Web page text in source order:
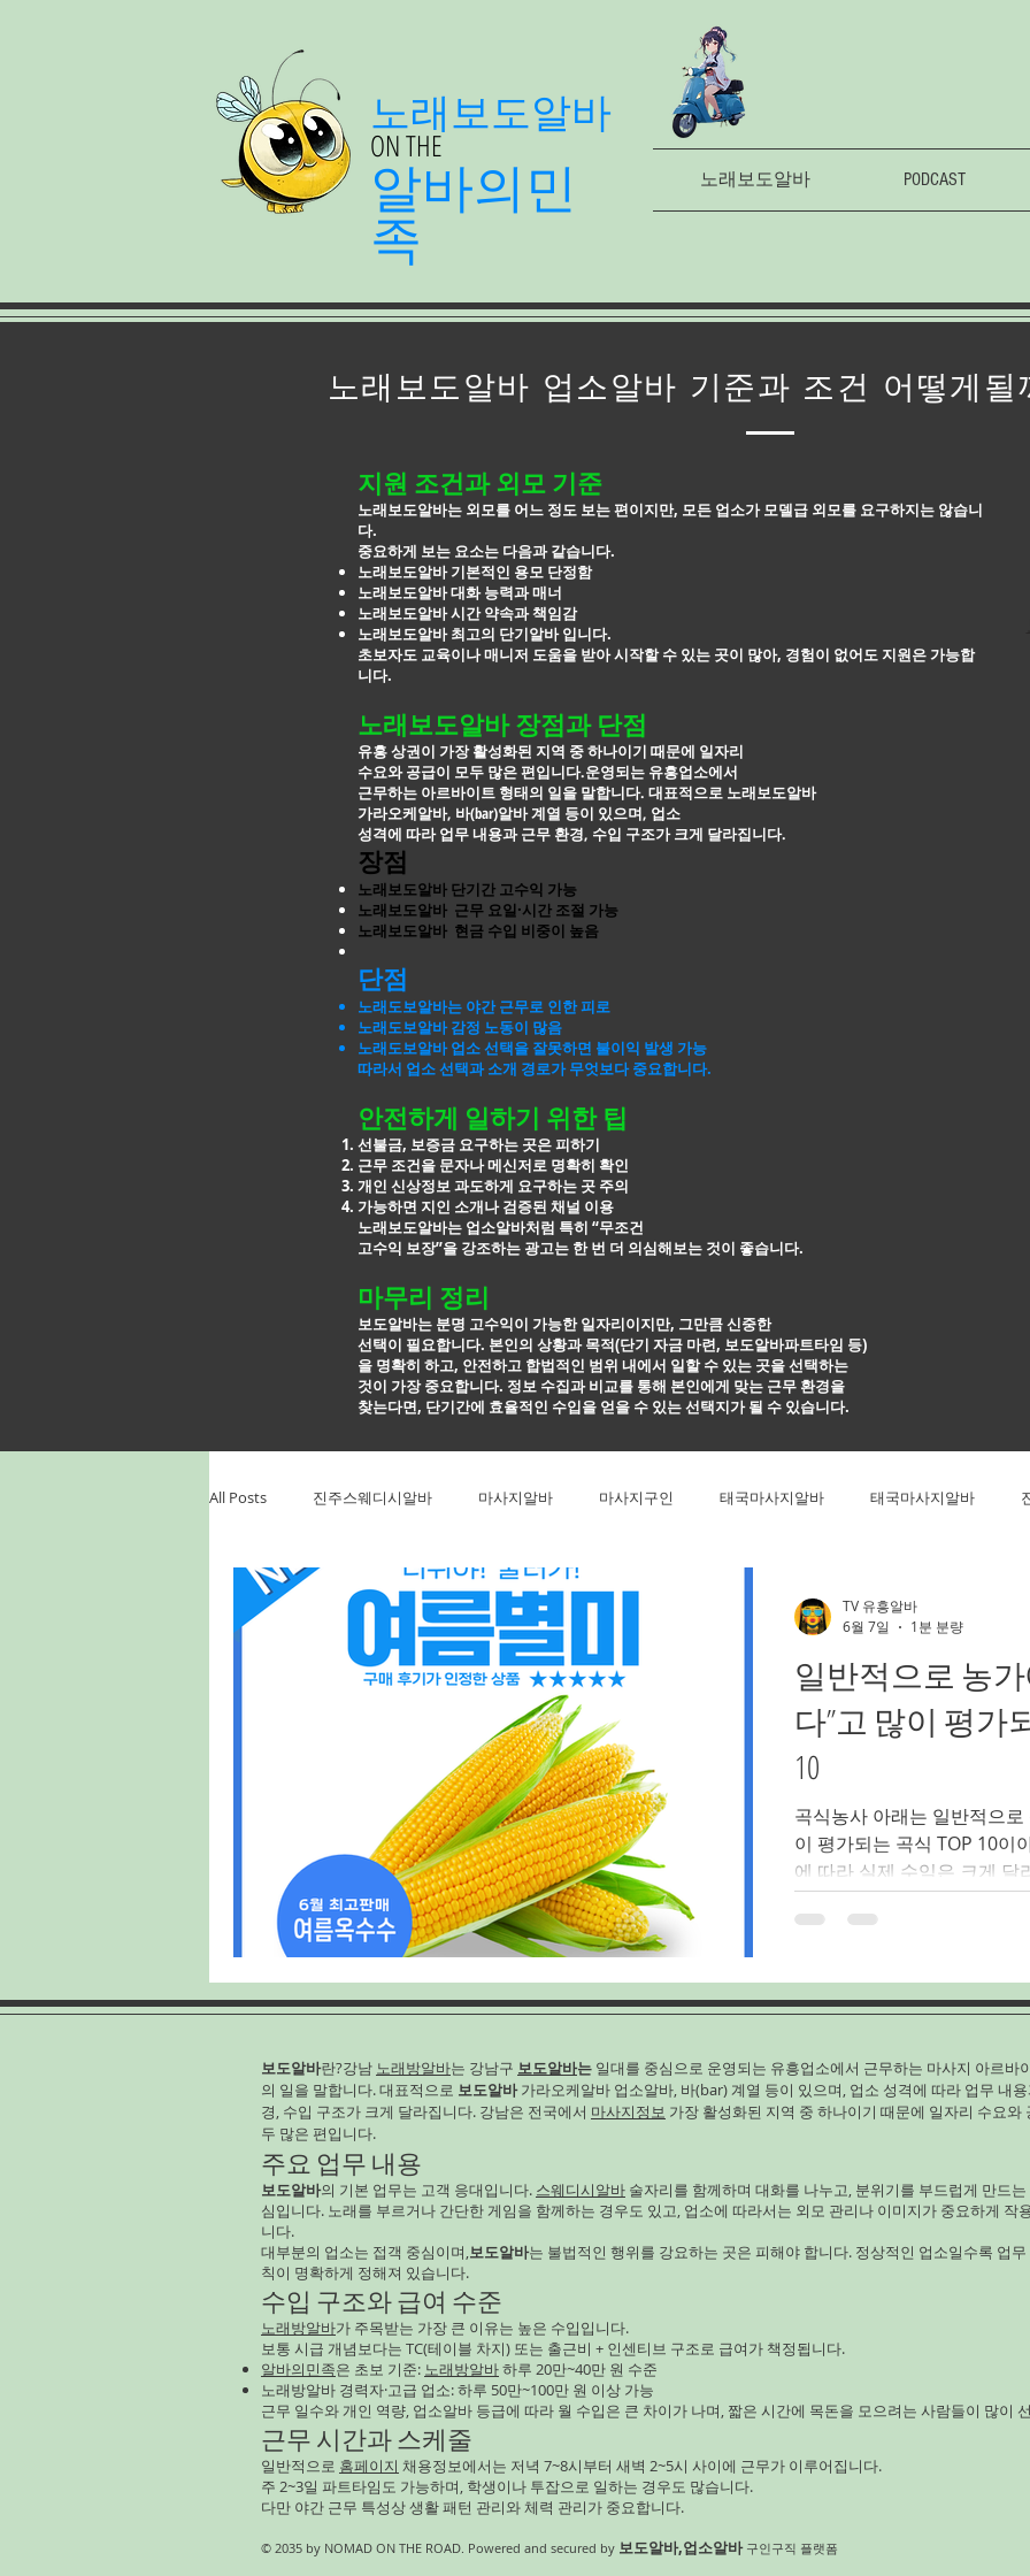
노래보도알바
ON THE
알바의민
족
노래보도알바 PODCAST
노래보도알바 업소알바 기준과 조건 어떻게될
지원 조건과 외모 기준
노래보도알바는 외모를 어느 정도 보는 편이지만, 모든 업소가 모델급 외모를 요구하지는 않습니
다.
중요하게 보는 요소는 다음과 같습니다.
노래보도알바 기본적인 용모 단정함
노래보도알바 대화 능력과 매너
노래보도알바 시간 약속과 책임감
노래보도알바 최고의 단기알바 입니다.
초보자도 교육이나 매니저 도움을 받아 시작할 수 있는 곳이 많아, 경험이 없어도 지원은 가능합
니다.
노래보도알바 장점과 단점
유흥 상권이 가장 활성화된 지역 중 하나이기 때문에 일자리
수요와 공급이 모두 많은 편입니다.운영되는 유흥업소에서
근무하는 아르바이트 형태의 일을 말합니다. 대표적으로 노래보도알바
가라오케알바, 바(bar)알바 계열 등이 있으며, 업소
성격에 따라 업무 내용과 근무 환경, 수입 구조가 크게 달라집니다.
장점
노래보도알바 단기간 고수익 가능
노래보도알바 근무 요일·시간 조절 가능
노래보도알바 현금 수입 비중이 높음
단점
노래도보알바는 야간 근무로 인한 피로
노래도보알바 감정 노동이 많음
노래도보알바 업소 선택을 잘못하면 불이익 발생 가능
따라서 업소 선택과 소개 경로가 무엇보다 중요합니다.
안전하게 일하기 위한 팁
선불금, 보증금 요구하는 곳은 피하기
근무 조건을 문자나 메신저로 명확히 확인
개인 신상정보 과도하게 요구하는 곳 주의
가능하면 지인 소개나 검증된 채널 이용
노래보도알바는 업소알바처럼 특히 “무조건
고수익 보장”을 강조하는 광고는 한 번 더 의심해보는 것이 좋습니다.
마무리 정리
보도알바는 분명 고수익이 가능한 일자리이지만, 그만큼 신중한
선택이 필요합니다. 본인의 상황과 목적(단기 자금 마련, 보도알바파트타임 등)
을 명확히 하고, 안전하고 합법적인 범위 내에서 일할 수 있는 곳을 선택하는
것이 가장 중요합니다. 정보 수집과 비교를 통해 본인에게 맞는 근무 환경을
찾는다면, 단기간에 효율적인 수입을 얻을 수 있는 선택지가 될 수 있습니다.
All Posts 진주스웨디시알바 마사지알바 마사지구인 태국마사지알바 태국마사지알바
태국마사지구인 스웨디시구인 스웨디시마사지
주점알바 여성알바 밤문화 유흥업소알바 노래주점알바
홍대유흥업소구인 인천쓰리노 인천여성알바
양배추재배 양배추심기
일반적으로 농
다”고 많이 평가
10
곡식농사 아래는 일반적으
이 평가되는 곡식 TOP 10이
에 따라 실제 수익은 크게 달
소 등드 🌾 곡식농사 수익 좋
옥수수 (찰옥수수 포함) 재배
대표 2. 🌱곡식농사 대두 (콩) 된장, 두부, 장류 수요 꾸준 저
장성 좋아 판매 압박 적음
로 규모 커지면 안정 수익 👉
사 메밀 건강식/다이어트 인
은 재배 기간 👉 틈새 고부가
TV 유흥알바
6월 7일
1분 분량
보도알바란?강남 노래방알바는 강남구 보도알바는 일대를 중심으로 운영되는 유흥업소에서 근무하는 마사지 아르바
의 일을 말합니다. 대표적으로 보도알바가라오케알바 업소알바, 바(bar) 계열 등이 있으며, 업소 성격에 따라 업무 내
경, 수입 구조가 크게 달라집니다. 강남은 전국에서 마사지정보 가장 활성화된 지역 중 하나이기 때문에 일자리 수요와
두 많은 편입니다.
주요 업무 내용
보도알바의 기본 업무는 고객 응대입니다. 스웨디시알바 술자리를 함께하며 대화를 나누고, 분위기를 부드럽게 만드는
심입니다. 노래를 부르거나 간단한 게임을 함께하는 경우도 있고, 업소에 따라서는 외모 관리나 이미지가 중요하게 작
니다.
대부분의 업소는 접객 중심이며, 보도알바는 불법적인 행위를 강요하는 곳은 피해야 합니다. 정상적인 업소일수록 업무
칙이 명확하게 정해져 있습니다.
수입 구조와 급여 수준
노래방알바가 주목받는 가장 큰 이유는 높은 수입입니다.
보통 시급 개념보다는 TC(테이블 차지) 또는 출근비 + 인센티브 구조로 급여가 책정됩니다.
알바의민족은 초보 기준: 노래방알바하루 20만~40만 원 수준
노래방알바 경력자·고급 업소: 하루 50만~100만 원 이상 가능
근무 일수와 개인 역량, 업소알바 등급에 따라 월 수입은 큰 차이가 나며, 짧은 시간에 목돈을 모으려는 사람들이 많이
근무 시간과 스케줄
일반적으로 홈페이지 채용정보에서는 저녁 7~8시부터 새벽 2~5시 사이에 근무가 이루어집니다.
주 2~3일 파트타임도 가능하며, 학생이나 투잡으로 일하는 경우도 많습니다.
다만 야간 근무 특성상 생활 패턴 관리와 체력 관리가 중요합니다.
© 2035 by NOMAD ON THE ROAD. Powered and secured by 보도알바,업소알바구인구직 플랫폼